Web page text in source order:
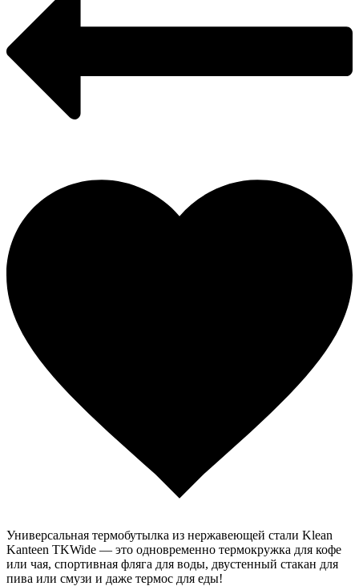
Универсальная термобутылка из нержавеющей стали Klean
Kanteen TKWide — это одновременно термокружка для кофе
или чая, спортивная фляга для воды, двустенный стакан для
пива или смузи и даже термос для еды!